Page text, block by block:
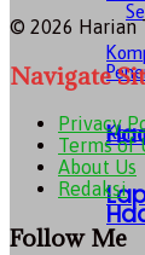
© 2026 Harian
Navigate
Privacy
Terms of
About Us
Redaksi
Follow Me